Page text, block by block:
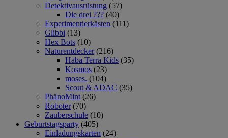
Detektivausrüstung (57)
Die drei ??? (40)
Experimentierkästen (111)
Glibbi (13)
Hex Bots (10)
Naturentdecker (216)
Haba Terra Kids (35)
Kosmos (23)
moses. (104)
Scout & ADAC (35)
PhänoMint (26)
Roboter (70)
Zauberschule (10)
Geburtstagsparty (405)
Einladungskarten (24)